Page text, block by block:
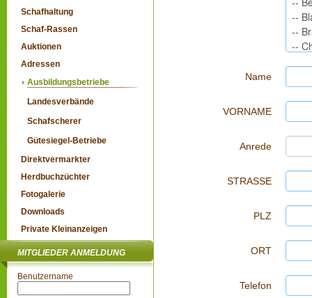
Schafhaltung
Schaf-Rassen
Auktionen
Adressen
Ausbildungsbetriebe
Landesverbände
Schafscherer
Gütesiegel-Betriebe
Direktvermarkter
Herdbuchzüchter
Fotogalerie
Downloads
Private Kleinanzeigen
MITGLIEDER ANMELDUNG
Benutzername
Name
VORNAME
Anrede
STRASSE
PLZ
ORT
Telefon